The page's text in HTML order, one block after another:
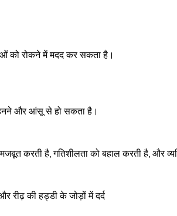
को रोकने में मदद कर सकता है।
पहनने और आंसू से हो सकता है।
करती है, गतिशीलता को बहाल करती है, और
रीढ़ की हड्डी के जोड़ों में दर्द